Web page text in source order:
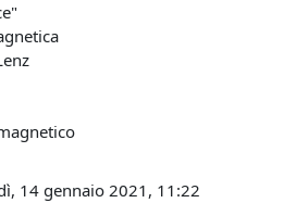
14 gennaio 2021, 11:22